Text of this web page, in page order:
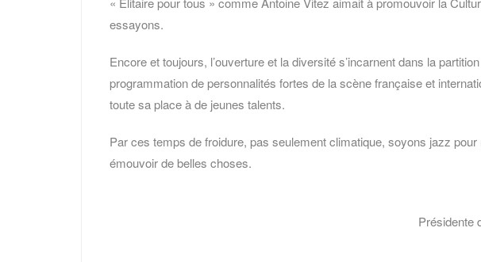
essayons.
Encore et toujours, l’ouverture et la diversité s’incarnent dans la
programmation de personnalités fortes de la scène française et
toute sa place à de jeunes talents.
Par ces temps de froidure, pas seulement climatique, soyons jazz
émouvoir de belles choses.
Présidente